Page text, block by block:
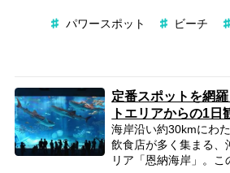
パワースポット ビーチ
定番スポットを網
トエリアからの1日
海岸沿い約30kmにわ
飲食店が多く集まる、
リア「恩納海岸」。こ